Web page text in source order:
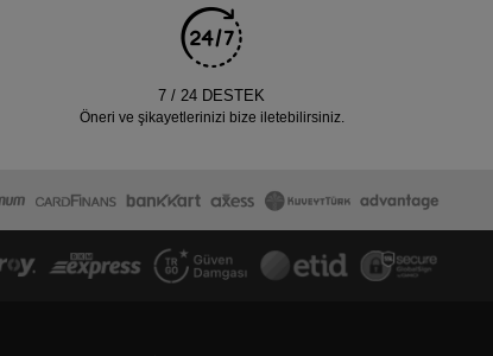
7 / 24 DESTEK
Öneri ve şikayetlerinizi bize iletebilirsiniz.